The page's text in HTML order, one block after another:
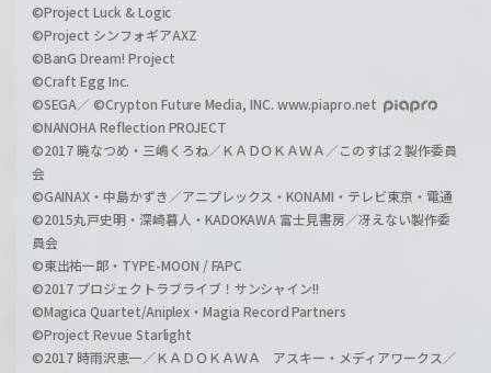
©Project Luck & Logic
©Project シンフォギアAXZ
©BanG Dream! Project
©Craft Egg Inc.
©SEGA／ ©Crypton Future Media, INC. www.piapro.net
©NANOHA Reflection PROJECT
©2017 暁なつめ・三嶋くろね／ＫＡＤＯＫＡＷＡ／このすば２製作委員
会
©GAINAX・中島かずき／アニプレックス・KONAMI・テレビ東京・電通
©2015丸戸史明・深崎暮人・KADOKAWA 富士見書房／冴えない製作委
員会
©東出祐一郎・TYPE-MOON / FAPC
©2017 プロジェクトラブライブ！サンシャイン!!
©Magica Quartet/Aniplex・Magia Record Partners
©Project Revue Starlight
©2017 時雨沢恵一／ＫＡＤＯＫＡＷＡ アスキー・メディアワークス／